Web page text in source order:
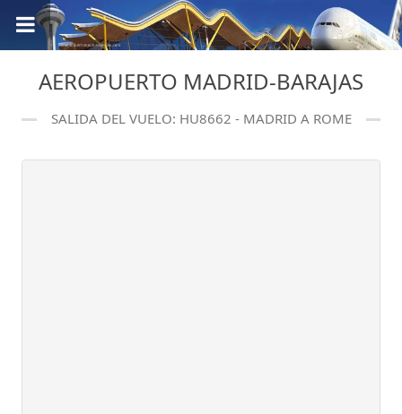
AEROPUERTO MADRID-BARAJAS
SALIDA DEL VUELO: HU8662 - MADRID A ROME